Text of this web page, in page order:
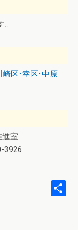
区･幸区･中原
室
3926